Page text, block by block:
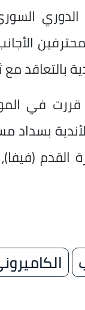
المحترفين
مع
قررت في